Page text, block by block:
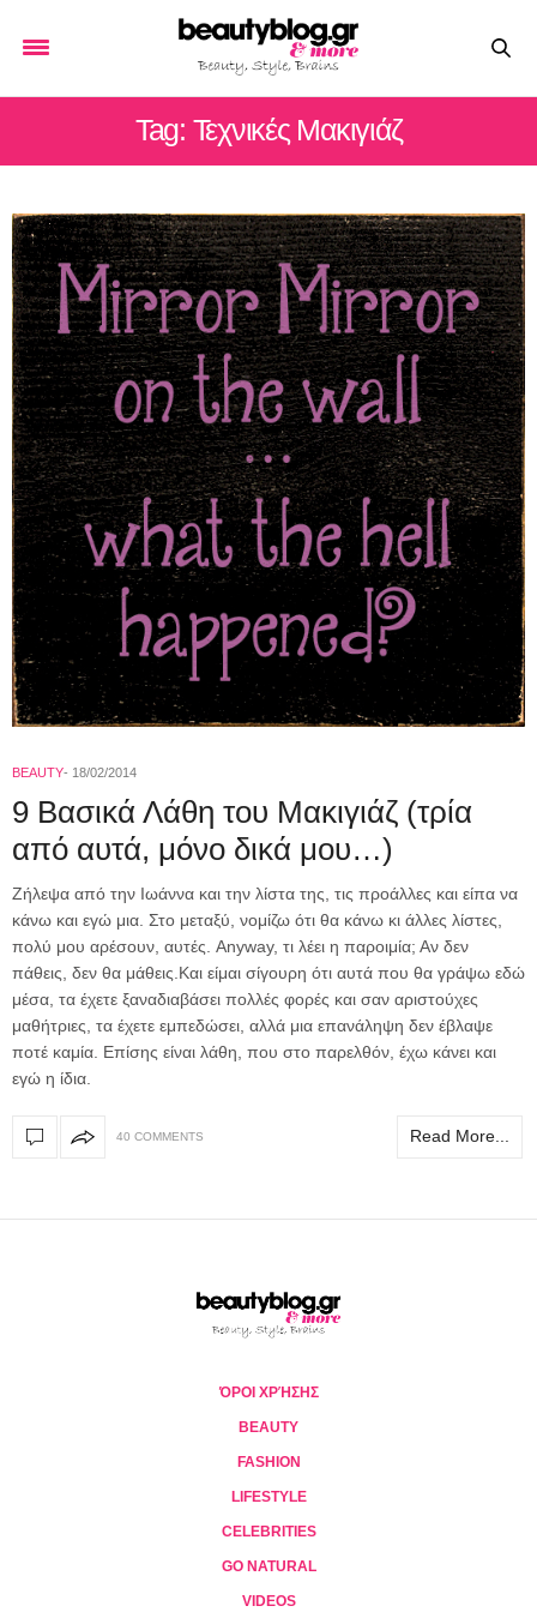
Tag: Τεχνικές Μακιγιάζ
BEAUTY 18/02/2014
9 Βασικά Λάθη του Μακιγιάζ (τρία
από αυτά, μόνο δικά μου…)
Ζήλεψα από την Ιωάννα και την λίστα της, τις προάλλες και είπα να
κάνω και εγώ μια. Στο μεταξύ, νομίζω ότι θα κάνω κι άλλες λίστες,
πολύ μου αρέσουν, αυτές. Anyway, τι λέει η παροιμία; Αν δεν
πάθεις, δεν θα μάθεις.Και είμαι σίγουρη ότι αυτά που θα γράψω εδώ
μέσα, τα έχετε ξαναδιαβάσει πολλές φορές και σαν αριστούχες
μαθήτριες, τα έχετε εμπεδώσει, αλλά μια επανάληψη δεν έβλαψε
ποτέ καμία. Επίσης είναι λάθη, που στο παρελθόν, έχω κάνει και
εγώ η ίδια.
40 COMMENTS Read More...
ΌΡΟΙ ΧΡΉΣΗΣ
BEAUTY
FASHION
LIFESTYLE
CELEBRITIES
GO NATURAL
VIDEOS